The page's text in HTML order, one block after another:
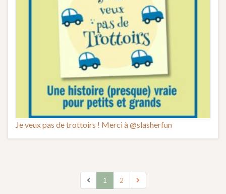
Je veux pas de trottoirs ! Merci à @slasherfun
1 2